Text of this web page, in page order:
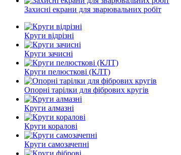
Захисні екрани для зварювальних робіт
Круги відрізні
Круги зачисні
Круги пелюсткові (КЛТ)
Опорні тарілки для фібрових кругів
Круги алмазні
Круги коралові
Круги самозачепні